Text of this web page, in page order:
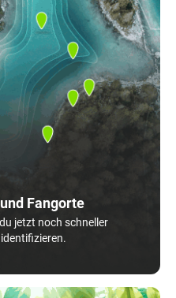
Fangorte
jetzt noch schneller